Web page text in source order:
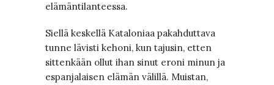
elämäntilanteessa.
Siellä keskellä Kataloniaa pakahduttava
tunne lävisti kehoni, kun tajusin, etten
sittenkään ollut ihan sinut eroni minun ja
espanjalaisen elämän välillä. Muistan,